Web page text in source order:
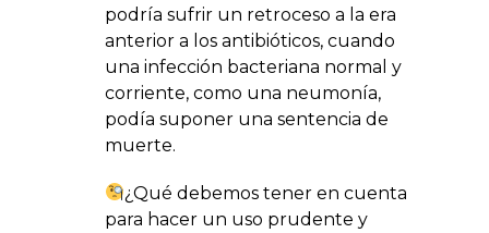
podría sufrir un retroceso a la era
anterior a los antibióticos, cuando
una infección bacteriana normal y
corriente, como una neumonía,
podía suponer una sentencia de
muerte.
¿Qué debemos tener en cuenta
para hacer un uso prudente y